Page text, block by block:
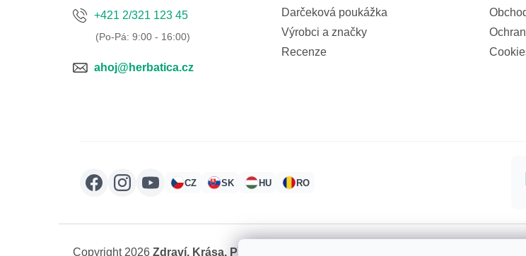
+421 2/321 123 45
ahoj@herbatica.cz
Darčeková poukážka
Výrobci a značky
Recenze
CZ SK HU RO
Copyright 2026 Zdraví. Krása. Příroda.